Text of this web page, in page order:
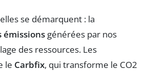
se démarquent : la
émissions générées par nos
des ressources. Les
le Carbfix, qui transforme le CO2